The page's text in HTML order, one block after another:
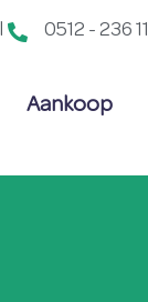
0512 - 236 111
Aankoop